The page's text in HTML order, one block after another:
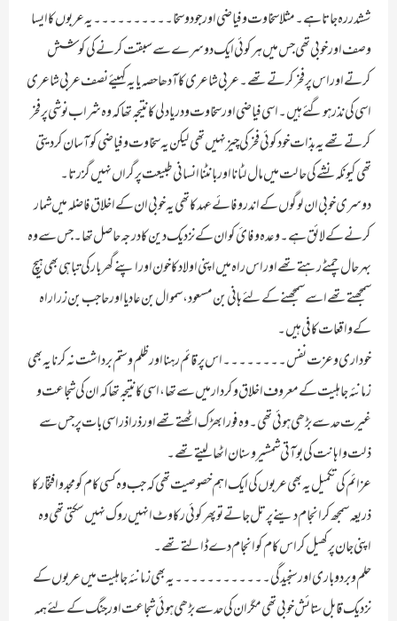
ششدر رہ جاتا ہے ۔ مثلا سخاوت و فیاضی اور جود و سخا ۔۔۔۔۔۔۔۔۔۔ یہ عربوں کا ایسا
وصف اور خوبی تھی جس میں ہر کوئی ایک دوسرے سے سبقت کرنے کی کوشش
کرتے اور اس پر فخر کرتے تھے ۔ عربی شاعر ی کا آدھا حصہ یا یہ کہیئے نصف عربی شاعری
اسی کی نذر ہوگئے ہیں ۔ اسی فیاضی اور سخاوت و دریا دلی کا نتیجہ تھا کہ وہ شراب نوشی پر فخر
کرتے تھے یہ بذات خود کوئی فخر کی چیز نہیں تھی لیکن یہ سخاوت و فیاضی کو آسان کر دیتی
تھی کیونکہ نشے کی حالت میں مال لٹانا اور بانٹنا انسانی طبیعت پر گراں نہیں گزرتا ۔
دوسری خوبی ان لوگوں کے اندر وفائے عہد کا تھی یہ خوبی ان کے اخلاق فاضلہ میں شمار
کرنے کے لائق ہے ۔ وعدہ وفائ کو ان کے نزدیک دین کا درجہ حاصل تھا ۔ جس سے وہ
بہرحال چمٹے رہتے تھے اور اس راہ میں اپنی اولاد کا خون اور اپنے گھر بار کی تباہی بھی ہیچ
سمجھتے تھے اسے سمجھنے کے لئے ہانی بن مسعود، سموال بن عادیا اور حاجب بن زراراہ
کے واقعات کافی ہیں ۔
خوداری و عزت نفس ۔۔۔۔۔۔۔۔ اس پر قائم رہنا اور ظلم و ستم برداشت نہ کرنا یہ بھی
زمانئہ جاہلیت کے معروف اخلاق و کردار میں سے تھا، اسی کا نتیجہ تھا کہ ان کی شجاعت و
غیرت حد سے بڑھی ہوئی تھی ۔ وہ فورا بھڑک اٹھتے تھے اور ذرا ذرا سی بات پر جس سے
ذلت و اہانت کی بو آتی شمشیر و سنان اٹھا لیتے تھے۔
عزائم کی تکمیل یہ بھی عربوں کی ایک اہم خصوصیت تھی کہ جب وہ کسی کام کو مجد و افتخار کا
ذریعہ سمجھ کر انجام دینے پر تل جاتے تو پھر کوئی رکاوٹ انہیں روک نہیں سکتی تھی وہ
اپنی جان پر کھیل کر اس کام کو انجام دے ڈالتے تھے۔
حلم و برد و باری اور سنجیدگی ۔۔۔۔۔۔۔۔۔۔۔۔ یہ بھی زمانئہ جاہلیت میں عربوں کے
نزدیک قابل ستائش خوبی تھی مگر ان کی حد سے بڑھی ہوئی شجاعت اور جنگ کے لئے ہمہ